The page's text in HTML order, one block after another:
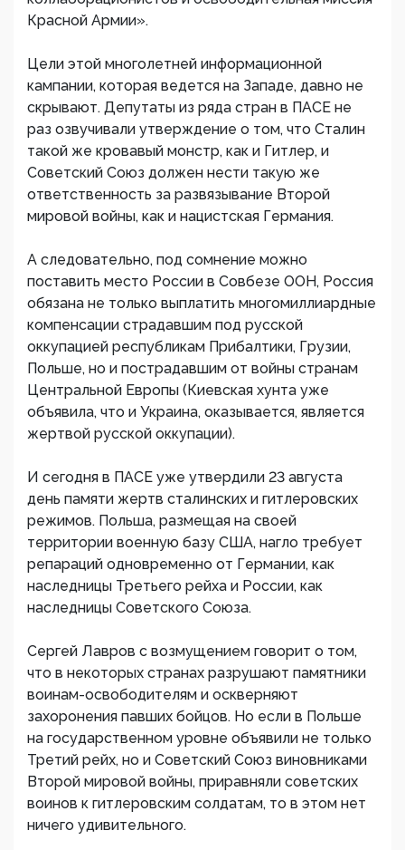
Красной Армии».
Цели этой многолетней информационной
кампании, которая ведется на Западе, давно не
скрывают. Депутаты из ряда стран в ПАСЕ не
раз озвучивали утверждение о том, что Сталин
такой же кровавый монстр, как и Гитлер, и
Советский Союз должен нести такую же
ответственность за развязывание Второй
мировой войны, как и нацистская Германия.
А следовательно, под сомнение можно
поставить место России в Совбезе ООН, Россия
обязана не только выплатить многомиллиардные
компенсации страдавшим под русской
оккупацией республикам Прибалтики, Грузии,
Польше, но и пострадавшим от войны странам
Центральной Европы (Киевская хунта уже
объявила, что и Украина, оказывается, является
жертвой русской оккупации).
И сегодня в ПАСЕ уже утвердили 23 августа
день памяти жертв сталинских и гитлеровских
режимов. Польша, размещая на своей
территории военную базу США, нагло требует
репараций одновременно от Германии, как
наследницы Третьего рейха и России, как
наследницы Советского Союза.
Сергей Лавров с возмущением говорит о том,
что в некоторых странах разрушают памятники
воинам-освободителям и оскверняют
захоронения павших бойцов. Но если в Польше
на государственном уровне объявили не только
Третий рейх, но и Советский Союз виновниками
Второй мировой войны, приравняли советских
воинов к гитлеровским солдатам, то в этом нет
ничего удивительного.